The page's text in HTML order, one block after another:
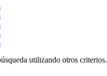
utilizando otros criterios.